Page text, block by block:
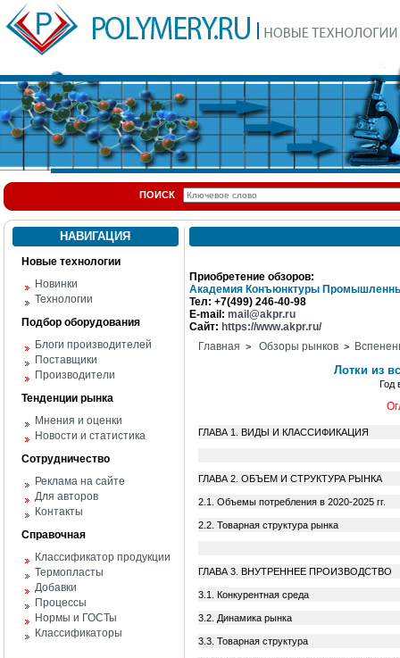
ПОИСК
НАВИГАЦИЯ
Новые технологии
Новинки
Технологии
Подбор оборудования
Блоги производителей
Поставщики
Производители
Тенденции рынка
Мнения и оценки
Новости и статистика
Сотрудничество
Реклама на сайте
Для авторов
Контакты
Справочная
Классификатор продукции
Термопласты
Добавки
Процессы
Нормы и ГОСТы
Классификаторы
Приобретение обзоров:
Академия Конъюнктуры
Тел: +7(499) 246-40-98
E-mail: mail@akpr.ru
Сайт: https://www.akpr.ru/
Главная > Обзоры рынков >
Лотки из
Год
ГЛАВА 1. ВИДЫ И КЛАССИФИКАЦИЯ
ГЛАВА 2. ОБЪЕМ И СТРУКТУРА РЫНКА
2.1. Объемы потребления в 2020-2025
2.2. Товарная структура рынка
ГЛАВА 3. ВНУТРЕННЕЕ
3.1. Конкурентная среда
3.2. Динамика рынка
3.3. Товарная структура